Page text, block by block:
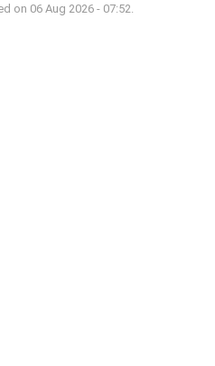
on 06 Aug 2026 - 07:52.